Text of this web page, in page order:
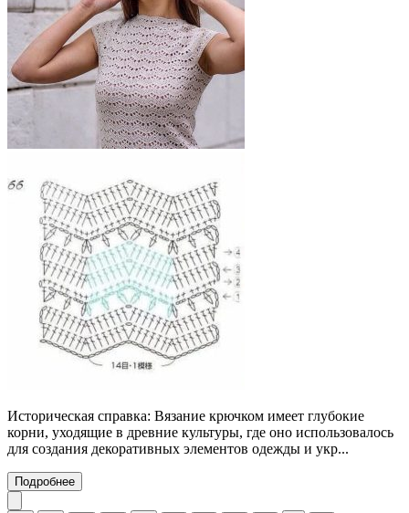
Историческая справка: Вязание крючком имеет глубокие
корни, уходящие в древние культуры, где оно использовалось
для создания декоративных элементов одежды и укр...
Подробнее